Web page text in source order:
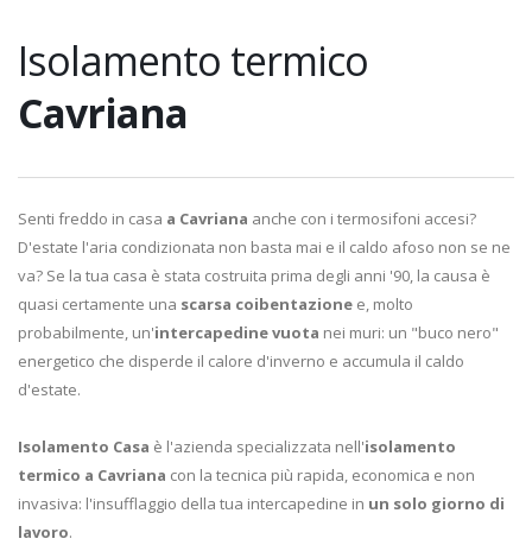
Isolamento termico
Cavriana
Senti freddo in casa a Cavriana anche con i termosifoni accesi?
D'estate l'aria condizionata non basta mai e il caldo afoso non se ne
va? Se la tua casa è stata costruita prima degli anni '90, la causa è
quasi certamente una scarsa coibentazione e, molto
probabilmente, un'intercapedine vuota nei muri: un "buco nero"
energetico che disperde il calore d'inverno e accumula il caldo
d'estate.
Isolamento Casa è l'azienda specializzata nell'isolamento
termico a Cavriana con la tecnica più rapida, economica e non
invasiva: l'insufflaggio della tua intercapedine in un solo giorno di
lavoro.